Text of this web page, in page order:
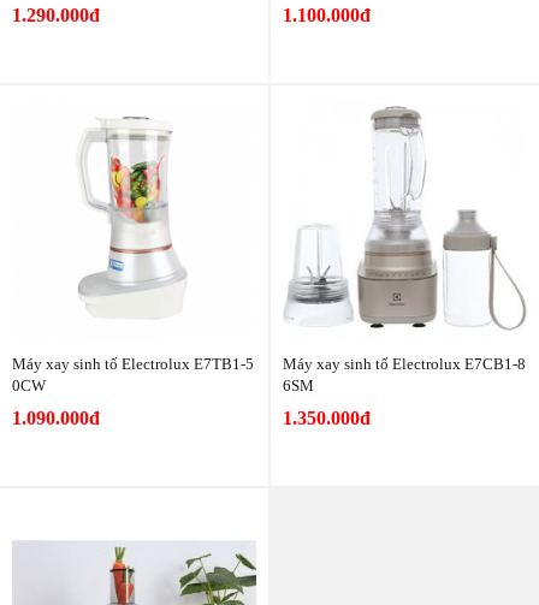
1.290.000đ 1.100.000đ
Máy xay sinh tố Electrolux E7TB1-5
0CW
1.090.000đ
Máy xay sinh tố Electrolux E7CB1-8
6SM
1.350.000đ